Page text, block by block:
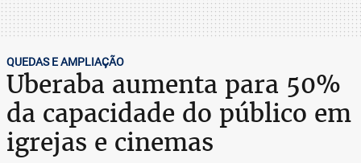
QUEDAS E AMPLIAÇÃO
Uberaba aumenta para 50%
da capacidade do público em
igrejas e cinemas